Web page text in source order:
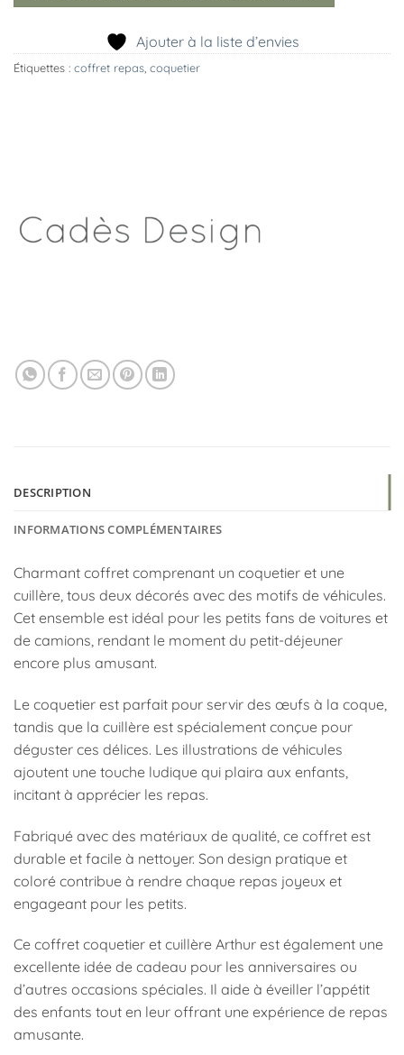
Ajouter à la liste d’envies
Étiquettes : coffret repas coquetier
DESCRIPTION
INFORMATIONS COMPLÉMENTAIRES
Charmant coffret comprenant un coquetier et une
cuillère, tous deux décorés avec des motifs de véhicules.
Cet ensemble est idéal pour les petits fans de voitures et
de camions, rendant le moment du petit-déjeuner
encore plus amusant.
Le coquetier est parfait pour servir des œufs à la coque,
tandis que la cuillère est spécialement conçue pour
déguster ces délices. Les illustrations de véhicules
ajoutent une touche ludique qui plaira aux enfants,
incitant à apprécier les repas.
Fabriqué avec des matériaux de qualité, ce coffret est
durable et facile à nettoyer. Son design pratique et
coloré contribue à rendre chaque repas joyeux et
engageant pour les petits.
Ce coffret coquetier et cuillère Arthur est également une
excellente idée de cadeau pour les anniversaires ou
d’autres occasions spéciales. Il aide à éveiller l’appétit
des enfants tout en leur offrant une expérience de repas
amusante.